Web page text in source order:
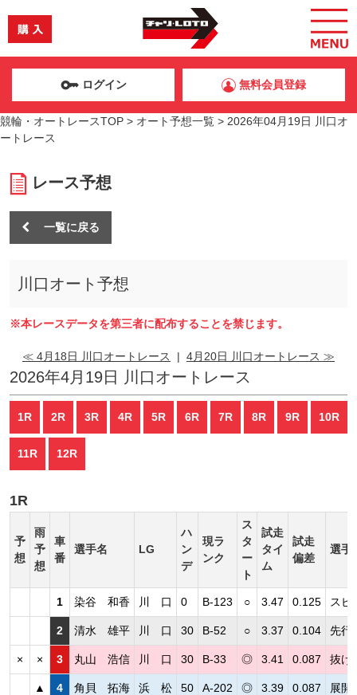
ログイン 無料会員登録
競輪・オートレースTOP > オート予想一覧 > 2026年04月19日 川口オ
ートレース
レース予想
一覧に戻る
川口オート予想
※本レースデータを第三者に配布することを禁じます。
≪ 4月18日 川口オートレース | 4月20日 川口オートレース ≫
2026年4月19日 川口オートレース
1R 2R 3R 4R 5R 6R 7R 8R 9R 10R
11R 12R
1R
予
想
雨
予
想
車
番
選手名 LG
ハ
ン
デ
現ラ
ンク
ス
タ
ー
ト
試走
タイ
ム
試走
偏差
選手
1 染谷 和香 川 口 0 B-123 ○ 3.47 0.125 スピ
2 清水 雄平 川 口 30 B-52 ○ 3.37 0.104 先行
× × 3 丸山 浩信 川 口 30 B-33 ◎ 3.41 0.087 抜け
▲ 4 角貝 拓海 浜 松 50 A-202 ◎ 3.39 0.087 展開